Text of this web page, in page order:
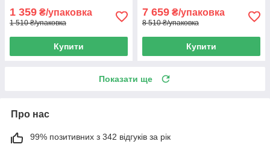
1 359 ₴/упаковка
1 510 ₴/упаковка
Купити
7 659 ₴/упаковка
8 510 ₴/упаковка
Купити
Показати ще
Про нас
99% позитивних з 342 відгуків за рік